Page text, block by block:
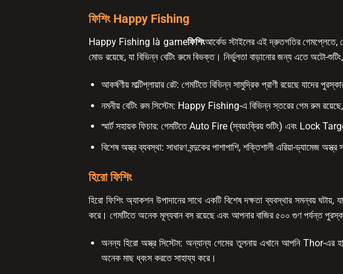
ফিশিং Happy Fishing
Happy Fishing là gameফিশিংআর্কেড স্টাইলের এই দ্রুতগতির গেমপ্লেতে,
মোড রয়েছে, যা বিভিন্ন বেটিং রুমে বিভক্ত। নির্ভুলতা বাড়ানোর জন্য এতে অটো-
আকর্ষণীয় মাল্টিপ্লায়ার রেট: গেমটিতে বিভিন্ন সামুদ্রিক প্রাণী রয়েছে যাদের
নমনীয় বেটিং রুম সিস্টেম: Happy Fishing-এ বিভিন্ন স্তরের গেম রুম
স্মার্ট সহায়ক ফিচার: গেমটিতে Auto Fire (স্বয়ংক্রিয় শুটিং) এবং Lock
বিশেষ অস্ত্র ব্যবস্থা: সাধারণ বন্দুকের পাশাপাশি, শক্তিশালী এরিয়া-ড্যামেজ
হিরো ফিশিং
হিরো ফিশিং অ্যাকশন উপাদানের সাথে একটি বিশেষ দক্ষতা ব্যবস্থার সমন্বয়
করে। গেমটিতে অনেক মূল্যবান বস রয়েছে এবং আপনার বাজির ৫০০ গুণ পর্যন্ত
অনন্য হিরো অস্ত্র সিস্টেম: অন্যান্য গেমের তুলনায় এখানে আপনি Thor-এর
অনেক মাছ ধ্বংস করতে সাহায্য করে।